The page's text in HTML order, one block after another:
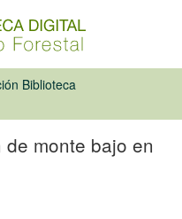
Biblioteca
monte bajo en